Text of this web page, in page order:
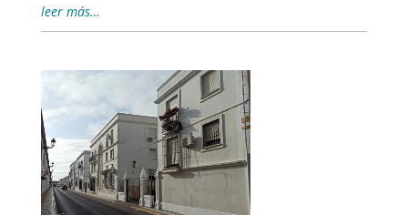
leer más…